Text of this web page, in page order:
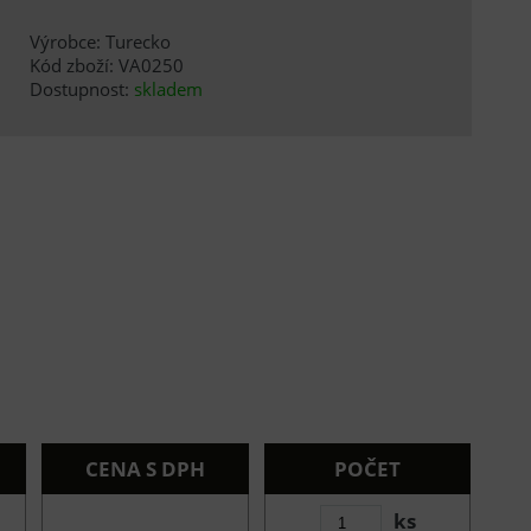
Výrobce: Turecko
Kód zboží: VA0250
Dostupnost: skladem
CENA S DPH POČET
ks